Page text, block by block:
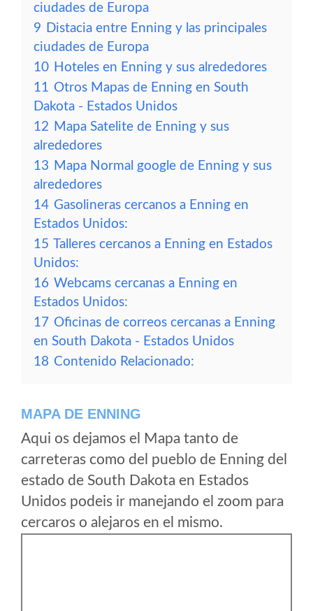
ciudades de Europa
9 Distacia entre Enning y las principales
ciudades de Europa
10 Hoteles en Enning y sus alrededores
11 Otros Mapas de Enning en South
Dakota - Estados Unidos
12 Mapa Satelite de Enning y sus
alrededores
13 Mapa Normal google de Enning y sus
alrededores
14 Gasolineras cercanos a Enning en
Estados Unidos:
15 Talleres cercanos a Enning en Estados
Unidos:
16 Webcams cercanas a Enning en
Estados Unidos:
17 Oficinas de correos cercanas a Enning
en South Dakota - Estados Unidos
18 Contenido Relacionado:
MAPA DE ENNING
Aqui os dejamos el Mapa tanto de
carreteras como del pueblo de Enning del
estado de South Dakota en Estados
Unidos podeis ir manejando el zoom para
cercaros o alejaros en el mismo.